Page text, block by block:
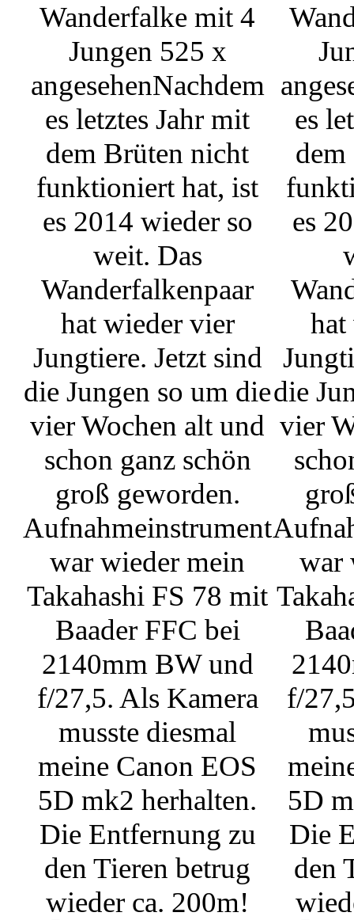
Wanderfalke mit 4
Jungen 525 x
angesehenNachdem
es letztes Jahr mit
dem Brüten nicht
funktioniert hat, ist
es 2014 wieder so
weit. Das
Wanderfalkenpaar
hat wieder vier
Jungtiere. Jetzt sind
die Jungen so um die
vier Wochen alt und
schon ganz schön
groß geworden.
Aufnahmeinstrument
war wieder mein
Takahashi FS 78 mit
Baader FFC bei
2140mm BW und
f/27,5. Als Kamera
musste diesmal
meine Canon EOS
5D mk2 herhalten.
Die Entfernung zu
den Tieren betrug
wieder ca. 200m!
es
es
die
vier
war
f/
5D
Die
den